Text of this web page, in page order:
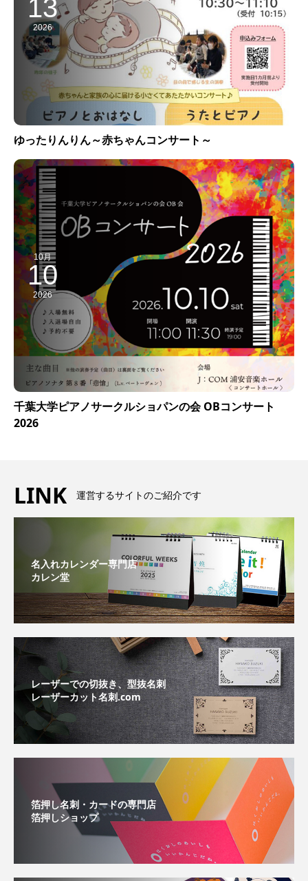
13
2026
ゆったりんりん～赤ちゃんコンサート～
10月
10
2026
千葉大学ピアノサークルショパンの会 OBコンサート
2026
LINK 運営するサイトのご紹介です
名入れカレンダー専門店
カレン堂
レーザーでの切抜き、型抜名刺
レーザーカット名刺.com
箔押し名刺・カードの専門店
箔押しショップ